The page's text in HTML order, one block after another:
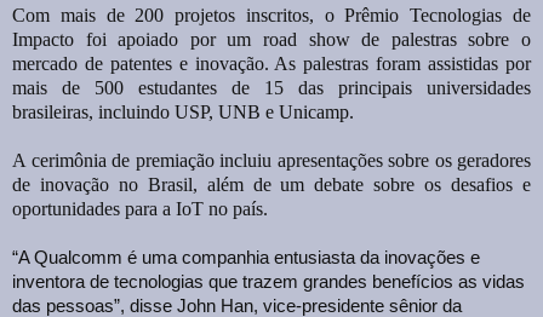
Com mais de 200 projetos inscritos, o Prêmio Tecnologias de
Impacto foi apoiado por um road show de palestras sobre o
mercado de patentes e inovação. As palestras foram assistidas por
mais de 500 estudantes de 15 das principais universidades
brasileiras, incluindo USP, UNB e Unicamp.
A cerimônia de premiação incluiu apresentações sobre os geradores
de inovação no Brasil, além de um debate sobre os desafios e
oportunidades para a IoT no país.
“A Qualcomm é uma companhia entusiasta da inovações e
inventora de tecnologias que trazem grandes benefícios as vidas
das pessoas”, disse John Han, vice-presidente sênior da